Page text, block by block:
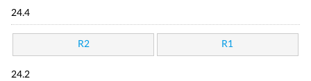
24.4
R2 R1
24.2